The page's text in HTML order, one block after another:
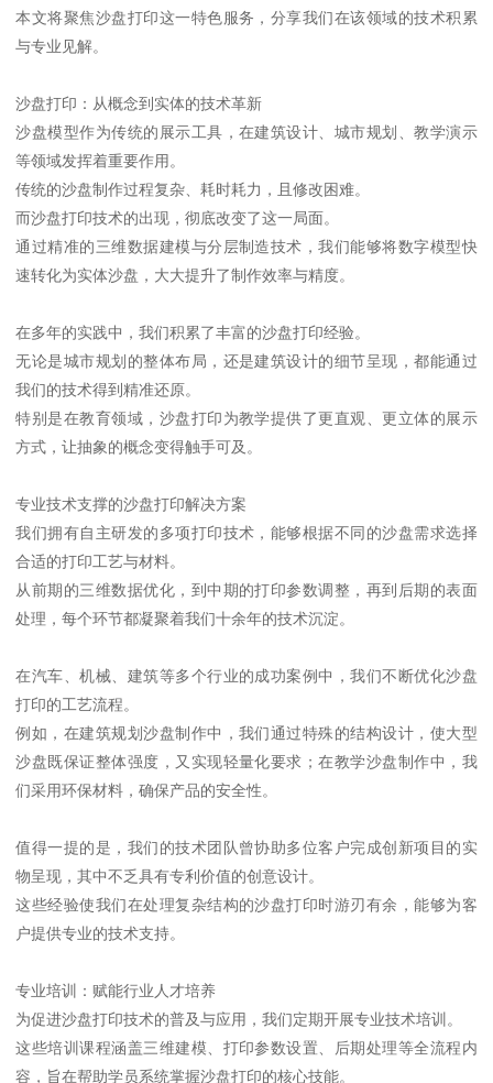
本文将聚焦沙盘打印这一特色服务，分享我们在该领域的技术积累
与专业见解。
沙盘打印：从概念到实体的技术革新
沙盘模型作为传统的展示工具，在建筑设计、城市规划、教学演示
等领域发挥着重要作用。
传统的沙盘制作过程复杂、耗时耗力，且修改困难。
而沙盘打印技术的出现，彻底改变了这一局面。
通过精准的三维数据建模与分层制造技术，我们能够将数字模型快
速转化为实体沙盘，大大提升了制作效率与精度。
在多年的实践中，我们积累了丰富的沙盘打印经验。
无论是城市规划的整体布局，还是建筑设计的细节呈现，都能通过
我们的技术得到精准还原。
特别是在教育领域，沙盘打印为教学提供了更直观、更立体的展示
方式，让抽象的概念变得触手可及。
专业技术支撑的沙盘打印解决方案
我们拥有自主研发的多项打印技术，能够根据不同的沙盘需求选择
合适的打印工艺与材料。
从前期的三维数据优化，到中期的打印参数调整，再到后期的表面
处理，每个环节都凝聚着我们十余年的技术沉淀。
在汽车、机械、建筑等多个行业的成功案例中，我们不断优化沙盘
打印的工艺流程。
例如，在建筑规划沙盘制作中，我们通过特殊的结构设计，使大型
沙盘既保证整体强度，又实现轻量化要求；在教学沙盘制作中，我
们采用环保材料，确保产品的安全性。
值得一提的是，我们的技术团队曾协助多位客户完成创新项目的实
物呈现，其中不乏具有专利价值的创意设计。
这些经验使我们在处理复杂结构的沙盘打印时游刃有余，能够为客
户提供专业的技术支持。
专业培训：赋能行业人才培养
为促进沙盘打印技术的普及与应用，我们定期开展专业技术培训。
这些培训课程涵盖三维建模、打印参数设置、后期处理等全流程内
容，旨在帮助学员系统掌握沙盘打印的核心技能。